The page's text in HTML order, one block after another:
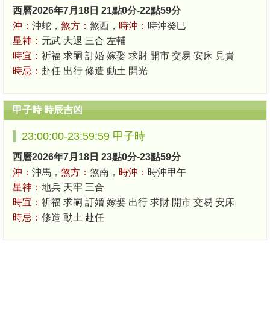
西曆2026年7月18日 21點0分-22點59分
沖： 沖蛇， 煞方： 煞西， 時沖： 時沖癸巳
星神： 元武 大退 三合 左輔
時宜： 祈福 求嗣 訂婚 嫁娶 求財 開市 交易 安床 見貴
時忌： 赴任 出行 修造 動土 開光
甲子時 時辰吉凶
23:00:00-23:59:59 甲子時
西曆2026年7月18日 23點0分-23點59分
沖： 沖馬， 煞方： 煞南， 時沖： 時沖甲午
星神： 地兵 天牢 三合
時宜： 祈福 求嗣 訂婚 嫁娶 出行 求財 開市 交易 安床
時忌： 修造 動土 赴任